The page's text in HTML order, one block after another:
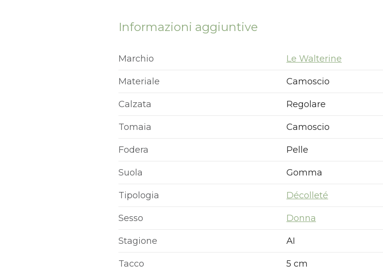
Informazioni aggiuntive
Marchio Le Walterine
Materiale Camoscio
Calzata Regolare
Tomaia Camoscio
Fodera Pelle
Suola Gomma
Tipologia Décolleté
Sesso Donna
Stagione AI
Tacco 5 cm